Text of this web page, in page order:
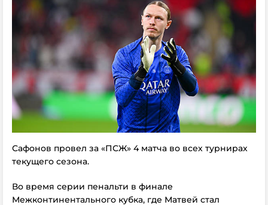
Сафонов провел за «ПСЖ» 4 матча во всех турнирах
текущего сезона.
Во время серии пенальти в финале
Межконтинентального кубка, где Матвей стал